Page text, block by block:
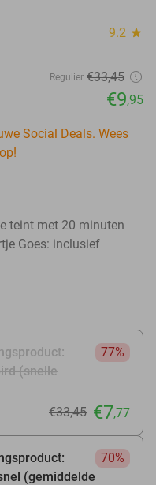
9.2 star
Regulier €33,45
€9,95
Social Deals. Wees
teint met 20 minuten
Goes: inclusief
(snelle
77%
€33,45 €7,77
(gemiddelde
70%